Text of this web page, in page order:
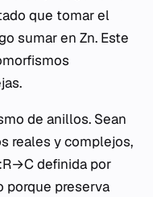
que tomar el
sumar en Zn​. Este
de anillos. Sean
reales y complejos,
definida por
porque preserva